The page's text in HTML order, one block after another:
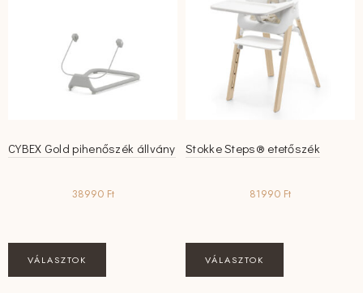
változatok
a
termékoldalon
választhatók
ki
CYBEX Gold pihenőszék állvány
38990 Ft
VÁLASZTOK
a
Stokke Steps® etetőszék
81990 Ft
VÁLASZTOK
a